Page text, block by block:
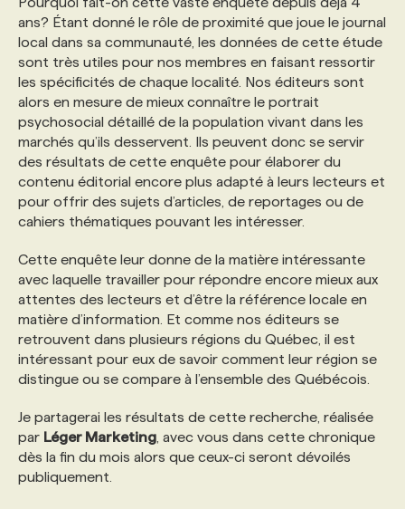
ans? Étant donné le rôle de proximité que joue le journal
local dans sa communauté, les données de cette étude
sont très utiles pour nos membres en faisant ressortir
les spécificités de chaque localité. Nos éditeurs sont
alors en mesure de mieux connaître le portrait
psychosocial détaillé de la population vivant dans les
marchés qu’ils desservent. Ils peuvent donc se servir
des résultats de cette enquête pour élaborer du
contenu éditorial encore plus adapté à leurs lecteurs et
pour offrir des sujets d’articles, de reportages ou de
cahiers thématiques pouvant les intéresser.
Cette enquête leur donne de la matière intéressante
avec laquelle travailler pour répondre encore mieux aux
attentes des lecteurs et d’être la référence locale en
matière d’information. Et comme nos éditeurs se
retrouvent dans plusieurs régions du Québec, il est
intéressant pour eux de savoir comment leur région se
distingue ou se compare à l’ensemble des Québécois.
Je partagerai les résultats de cette recherche, réalisée
par Léger Marketing , avec vous dans cette chronique
dès la fin du mois alors que ceux-ci seront dévoilés
publiquement.